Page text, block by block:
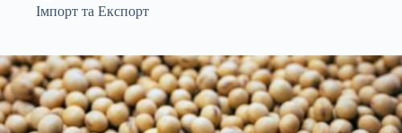
Імпорт та Експорт